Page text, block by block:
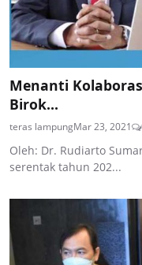
Menanti
Birok...
teras lampungMar 23, 2021
Oleh: Dr. Rudiarto
serentak tahun 202...